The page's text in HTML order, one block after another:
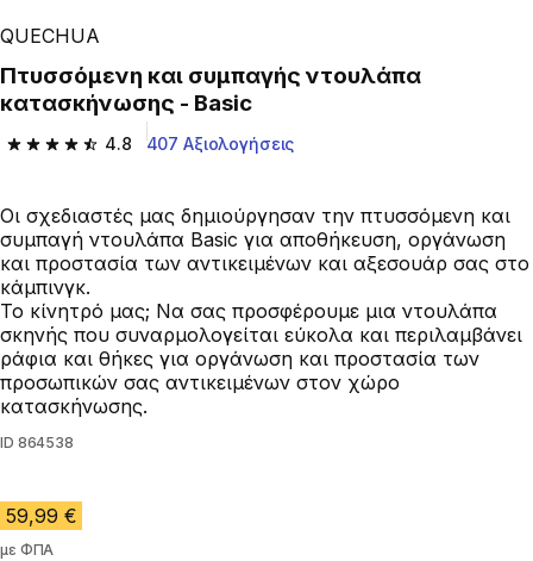
QUECHUA
Πτυσσόμενη και συμπαγής ντουλάπα
κατασκήνωσης - Basic
4.8
4.8 out of 5 stars from 407 reviews
407 Αξιολογήσεις
Οι σχεδιαστές μας δημιούργησαν την πτυσσόμενη και
συμπαγή ντουλάπα Basic για αποθήκευση, οργάνωση
και προστασία των αντικειμένων και αξεσουάρ σας στο
κάμπινγκ.
Το κίνητρό μας; Να σας προσφέρουμε μια ντουλάπα
σκηνής που συναρμολογείται εύκολα και περιλαμβάνει
ράφια και θήκες για οργάνωση και προστασία των
προσωπικών σας αντικειμένων στον χώρο
κατασκήνωσης.
ID 864538
59,99 €
με ΦΠΑ